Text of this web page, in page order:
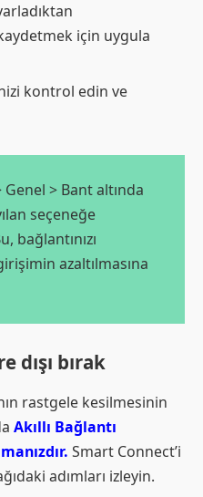
için uygula
kontrol edin ve
Genel > Bant altında
seçeneğe
bağlantınızı
azaltılmasına
dışı bırak
rastgele kesilmesinin
Akıllı Bağlantı
Smart Connect’i
adımları izleyin.